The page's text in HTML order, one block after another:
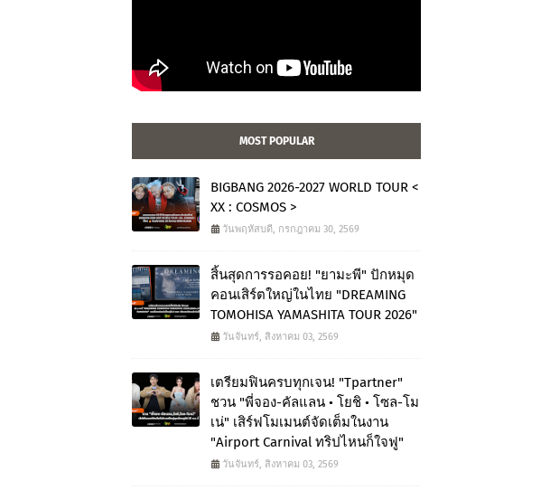
MOST POPULAR
BIGBANG 2026-2027 WORLD TOUR <
XX : COSMOS >
วันพฤหัสบดี, กรกฎาคม 30, 2569
สิ้นสุดการรอคอย! "ยามะพี" ปักหมุด
คอนเสิร์ตใหญ่ในไทย "DREAMING
TOMOHISA YAMASHITA TOUR 2026"
วันจันทร์, สิงหาคม 03, 2569
เตรียมฟินครบทุกเจน! "Tpartner"
ชวน "พี่จอง-คัลแลน • โยชิ • โซล-โม
เน่" เสิร์ฟโมเมนต์จัดเต็มในงาน
"Airport Carnival ทริปไหนก็ใจฟู"
วันจันทร์, สิงหาคม 03, 2569